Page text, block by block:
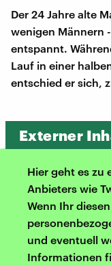
Der 24 Jahre alte
wenigen Männern
entspannt.
Lauf in einer
entschied er sich,
Externer
Hier geht es zu
Anbieters wie
Wenn Ihr
und eventuell
Informationen